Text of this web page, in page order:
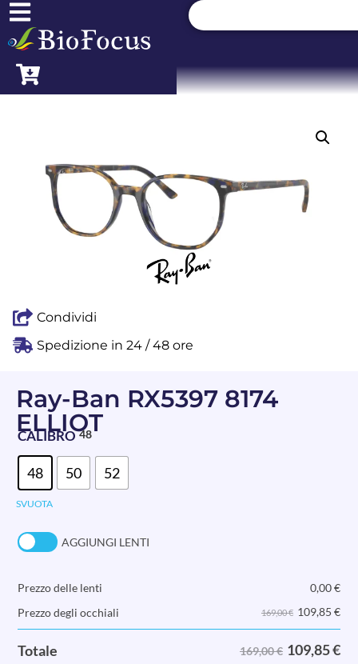
Condividi
Spedizione in 24 / 48 ore
Ray-Ban RX5397 8174
ELLIOT
CALIBRO 48
48 50 52
SVUOTA
AGGIUNGI LENTI
Prezzo delle lenti 0,00€
Prezzo degli occhiali
169,00 € 109,85 €
Totale 169,00 € 109,85€